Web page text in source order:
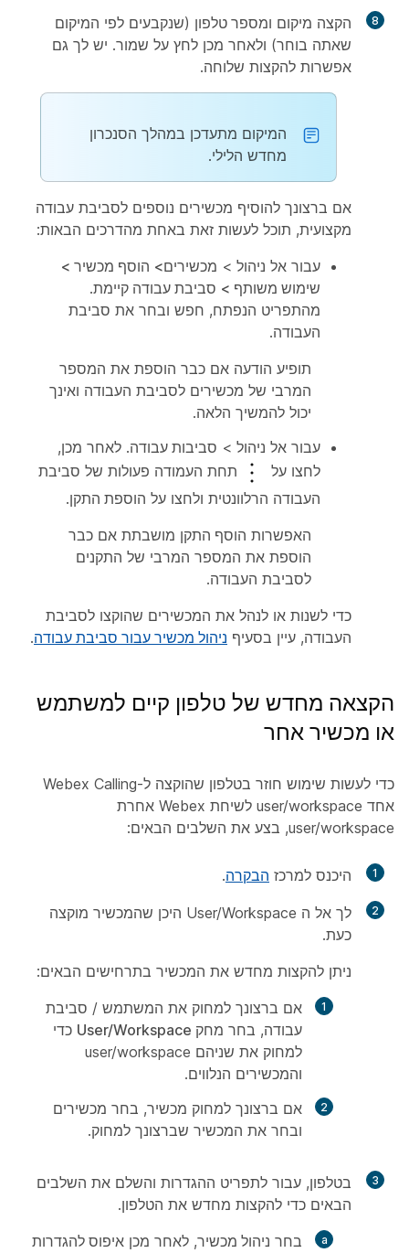
8 הקצה מיקום ומספר טלפון (שנקבעים לפי המיקום
שאתה בוחר) ולאחר מכן לחץ על שמור. יש לך גם
אפשרות להקצות שלוחה.
המיקום מתעדכן במהלך הסנכרון
מחדש הלילי.
אם ברצונך להוסיף מכשירים נוספים לסביבת עבודה
מקצועית, תוכל לעשות זאת באחת מהדרכים הבאות:
עבור אל ניהול > מכשירים> הוסף מכשיר >
שימוש משותף > סביבת עבודה קיימת.
מהתפריט הנפתח, חפש ובחר את סביבת
העבודה.
תופיע הודעה אם כבר הוספת את המספר
המרבי של מכשירים לסביבת העבודה ואינך
יכול להמשיך הלאה.
עבור אל ניהול > סביבות עבודה. לאחר מכן,
לחצו על
תחת העמודה פעולות של סביבת
העבודה הרלוונטית ולחצו על הוספת התקן.
האפשרות הוסף התקן מושבתת אם כבר
הוספת את המספר המרבי של התקנים
לסביבת העבודה.
כדי לשנות או לנהל את המכשירים שהוקצו לסביבת
העבודה, עיין בסעיף ניהול מכשיר עבור סביבת עבודה.
הקצאה מחדש של טלפון קיים למשתמש
או מכשיר אחר
כדי לעשות שימוש חוזר בטלפון שהוקצה ל-Webex Calling
אחד user/workspace לשיחת Webex אחרת
user/workspace, בצע את השלבים הבאים:
1 היכנס למרכז הבקרה.
2
לך אל ה User/Workspace היכן שהמכשיר מוקצה
כעת.
ניתן להקצות מחדש את המכשיר בתרחישים הבאים:
אם ברצונך למחוק את המשתמש / סביבת
עבודה, בחר מחק User/Workspace
כדי
למחוק את שניהם user/workspace
והמכשירים הנלווים.
אם ברצונך למחוק מכשיר, בחר מכשירים
ובחר את המכשיר שברצונך למחוק.
3
בטלפון, עבור לתפריט ההגדרות והשלם את השלבים
הבאים כדי להקצות מחדש את הטלפון.
בחר ניהול מכשיר, לאחר מכן איפוס להגדרות